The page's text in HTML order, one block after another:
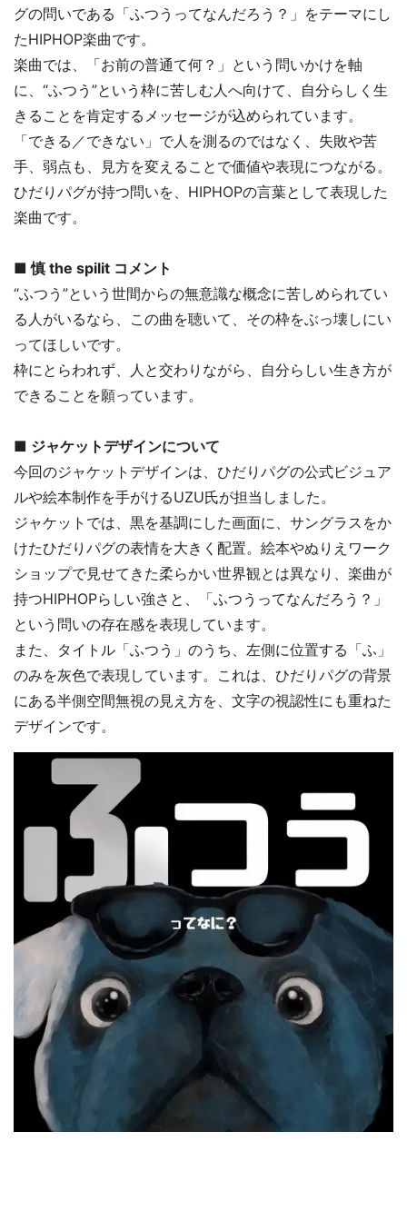
グの問いである「ふつうってなんだろう？」をテーマにし
たHIPHOP楽曲です。
楽曲では、「お前の普通て何？」という問いかけを軸
に、“ふつう”という枠に苦しむ人へ向けて、自分らしく生
きることを肯定するメッセージが込められています。
「できる／できない」で人を測るのではなく、失敗や苦
手、弱点も、見方を変えることで価値や表現につながる。
ひだりパグが持つ問いを、HIPHOPの言葉として表現した
楽曲です。
■ 慎 the spilit コメント
“ふつう”という世間からの無意識な概念に苦しめられてい
る人がいるなら、この曲を聴いて、その枠をぶっ壊しにい
ってほしいです。
枠にとらわれず、人と交わりながら、自分らしい生き方が
できることを願っています。
■ ジャケットデザインについて
今回のジャケットデザインは、ひだりパグの公式ビジュア
ルや絵本制作を手がけるUZU氏が担当しました。
ジャケットでは、黒を基調にした画面に、サングラスをか
けたひだりパグの表情を大きく配置。絵本やぬりえワーク
ショップで見せてきた柔らかい世界観とは異なり、楽曲が
持つHIPHOPらしい強さと、「ふつうってなんだろう？」
という問いの存在感を表現しています。
また、タイトル「ふつう」のうち、左側に位置する「ふ」
のみを灰色で表現しています。これは、ひだりパグの背景
にある半側空間無視の見え方を、文字の視認性にも重ねた
デザインです。